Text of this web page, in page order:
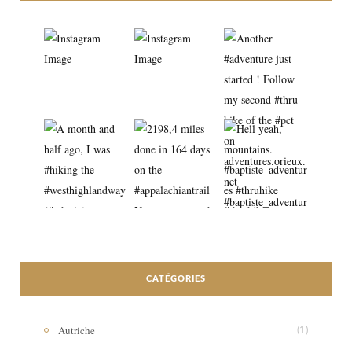
CATÉGORIES
Autriche (1)